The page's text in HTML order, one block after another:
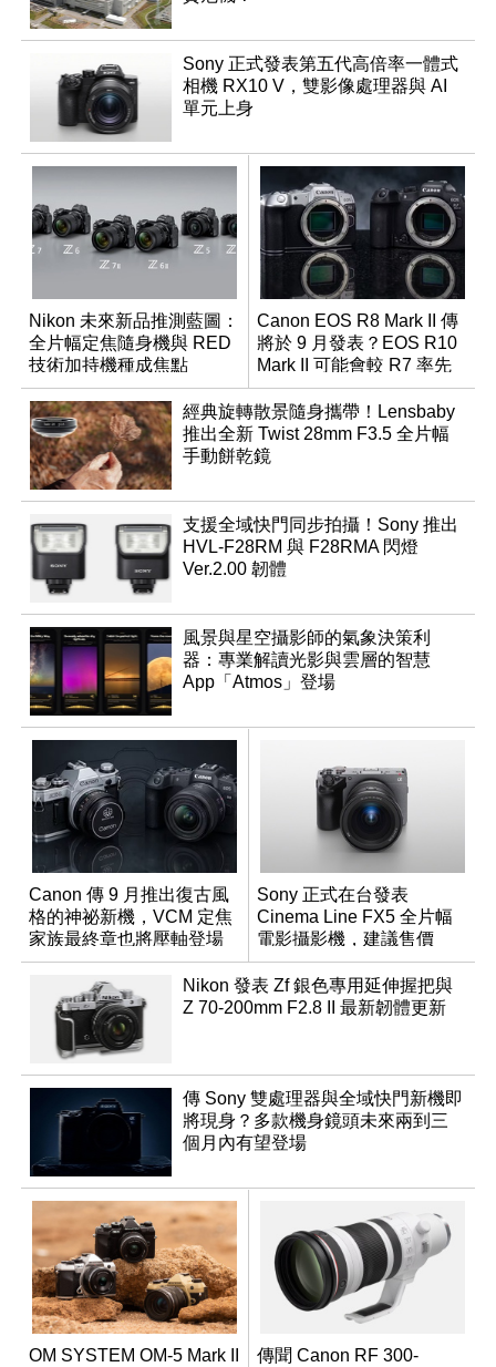
Sony 正式發表第五代高倍率一體式
相機 RX10 V，雙影像處理器與 AI
單元上身
Nikon 未來新品推測藍圖：
全片幅定焦隨身機與 RED
技術加持機種成焦點
Canon EOS R8 Mark II 傳
將於 9 月發表？EOS R10
Mark II 可能會較 R7 率先
推出
經典旋轉散景隨身攜帶！Lensbaby
推出全新 Twist 28mm F3.5 全片幅
手動餅乾鏡
支援全域快門同步拍攝！Sony 推出
HVL-F28RM 與 F28RMA 閃燈
Ver.2.00 韌體
風景與星空攝影師的氣象決策利
器：專業解讀光影與雲層的智慧
App「Atmos」登場
Canon 傳 9 月推出復古風
格的神祕新機，VCM 定焦
家族最終章也將壓軸登場
Sony 正式在台發表
Cinema Line FX5 全片幅
電影攝影機，建議售價
NT$144,980
Nikon 發表 Zf 銀色專用延伸握把與
Z 70-200mm F2.8 II 最新韌體更新
傳 Sony 雙處理器與全域快門新機即
將現身？多款機身鏡頭未來兩到三
個月內有望登場
OM SYSTEM OM-5 Mark II
傳聞 Canon RF 300-